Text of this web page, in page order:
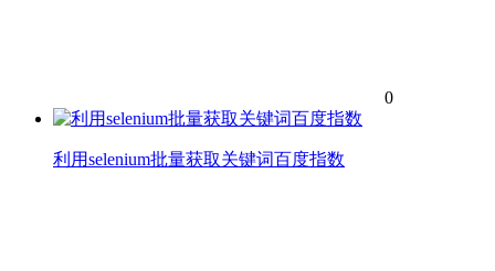
0
利用selenium批量获取关键词百度指数